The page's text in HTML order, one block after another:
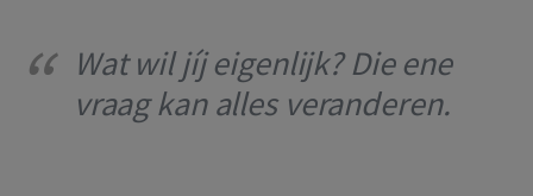
Wat wil jíj eigenlijk? Die ene
vraag kan alles veranderen.